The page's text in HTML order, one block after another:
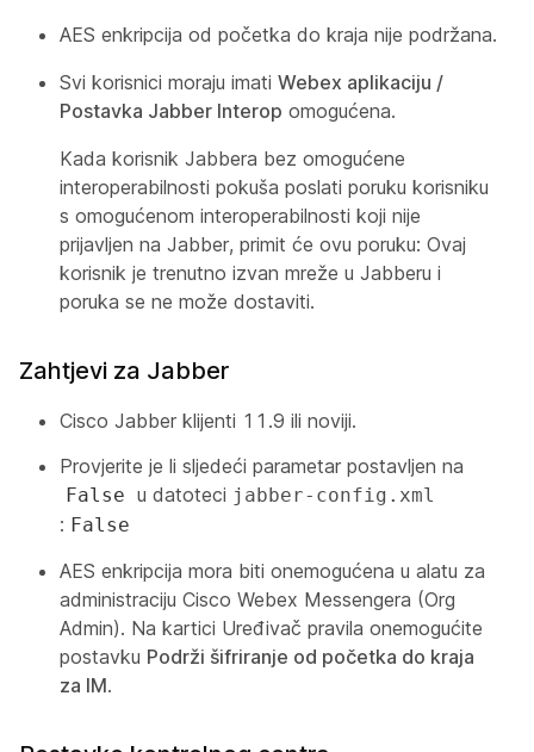
AES enkripcija od početka do kraja nije podržana.
Svi korisnici moraju imati Webex aplikaciju /
Postavka Jabber Interop omogućena.
Kada korisnik Jabbera bez omogućene
interoperabilnosti pokuša poslati poruku korisniku
s omogućenom interoperabilnosti koji nije
prijavljen na Jabber, primit će ovu poruku: Ovaj
korisnik je trenutno izvan mreže u Jabberu i
poruka se ne može dostaviti.
Zahtjevi za Jabber
Cisco Jabber klijenti 11.9 ili noviji.
Provjerite je li sljedeći parametar postavljen na
False u datoteci jabber-config.xml
: False
AES enkripcija mora biti onemogućena u alatu za
administraciju Cisco Webex Messengera (Org
Admin). Na kartici Uređivač pravila onemogućite
postavku Podrži šifriranje od početka do kraja
za IM.